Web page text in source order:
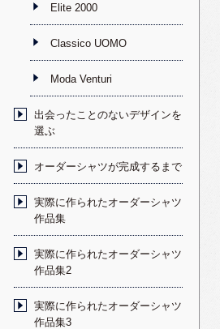
Elite 2000
Classico UOMO
Moda Venturi
出会ったことのないデザインを
選ぶ
オーダーシャツが完成するまで
実際に作られたオーダーシャツ
作品集
実際に作られたオーダーシャツ
作品集2
実際に作られたオーダーシャツ
作品集3